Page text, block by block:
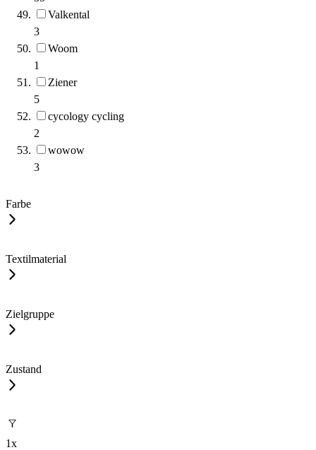
Valkental
3
Woom
1
Ziener
5
cycology cycling
2
wowow
3
Farbe
Textilmaterial
Zielgruppe
Zustand
1x